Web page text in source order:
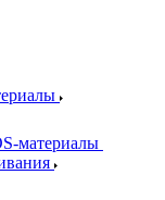
материалы